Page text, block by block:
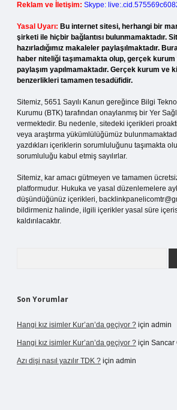
Reklam ve İletişim: Skype:
Yasal Uyarı: Bu internet sitesi, herhangi bir
şirketi ile hiçbir bağlantısı bulunmamaktadır.
hazırladığımız makaleler paylaşılmaktadır.
haber niteliği taşımamakta olup, gerçek
paylaşım yapılmamaktadır. Gerçek kurum ve
benzerlikleri tamamen tesadüfidir.
Sitemiz, 5651 Sayılı Kanun gereğince Bilgi
Kurumu (BTK) tarafından onaylanmış bir Yer
vermektedir. Bu nedenle, sitedeki içerikleri
veya araştırma yükümlülüğümüz
yazdıkları içeriklerin sorumluluğunu taşımakta
sorumluluğu kabul etmiş sayılırlar.
Sitemiz, kar amacı gütmeyen ve tamamen
platformudur. Hukuka ve yasal düzenlemelere
düşündüğünüz içerikleri,
bildirmeniz halinde, ilgili içerikler yasal süre
kaldırılacaktır.
Son Yorumlar
Hangi kız isimler Kur’an’da geçiyor ? için admin
Hangi kız isimler Kur’an’da geçiyor ? için Sancar
Azı dişi nasıl yazılır TDK ? için admin